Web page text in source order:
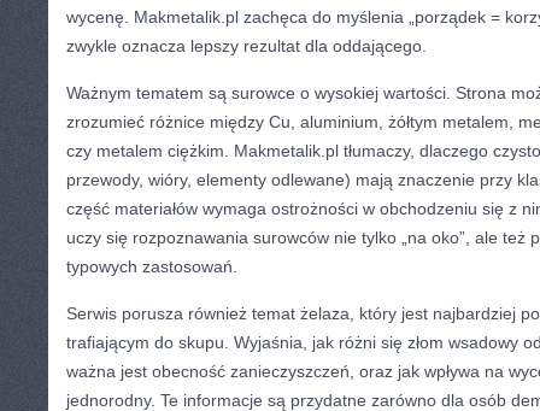
wycenę. Makmetalik.pl zachęca do myślenia „porządek =
zwykle oznacza lepszy rezultat dla oddającego.
Ważnym tematem są surowce o wysokiej wartości. Strona
zrozumieć różnice między Cu, aluminium, żółtym metalem,
czy metalem ciężkim. Makmetalik.pl tłumaczy, dlaczego
przewody, wióry, elementy odlewane) mają znaczenie przy
część materiałów wymaga ostrożności w obchodzeniu się z
uczy się rozpoznawania surowców nie tylko „na oko”, ale też
typowych zastosowań.
Serwis porusza również temat żelaza, który jest najbardziej
trafiającym do skupu. Wyjaśnia, jak różni się złom wsadowy
ważna jest obecność zanieczyszczeń, oraz jak wpływa na
jednorodny. Te informacje są przydatne zarówno dla osób